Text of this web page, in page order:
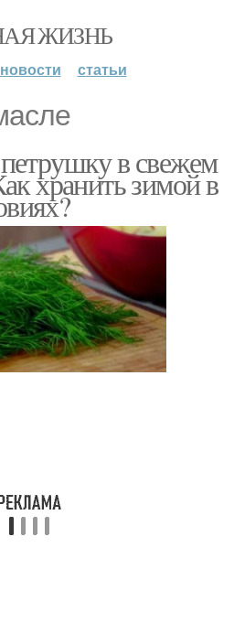
ЖИЗНЬ
новости статьи
в свежем
хранить зимой в